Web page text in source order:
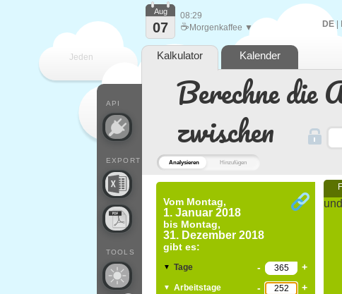
Analysieren Hinzufügen
Berechne die
zwischen
Vom Montag,
1. Januar 2018
bis Montag,
31. Dezember 2018
gibt es:
▼ Tage - +
▼ Arbeitstage - +
Jeden
DE|
API
EXPORT
TOOLS
Aug
07
08:29
☕ Morgenkaffee ▼
Kalkulator Kalender